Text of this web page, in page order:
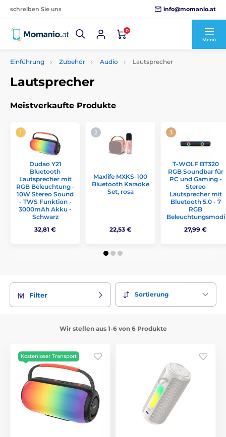
schreiben Sie uns info@momanio.at
0
Menü
Einführung Zubehör Audio Lautsprecher
Lautsprecher
Meistverkaufte Produkte
Dudao Y21
Bluetooth
Lautsprecher mit
RGB Beleuchtung -
10W Stereo Sound
- TWS Funktion -
3000mAh Akku -
Schwarz
32,81 €
Maxlife MXKS-100
Bluetooth Karaoke
Set, rosa
22,53 €
T-WOLF BT320
RGB Soundbar für
PC und Gaming -
Stereo
Lautsprecher mit
Bluetooth 5.0 - 7
RGB
Beleuchtungsmodi
27,99 €
Filter Sortierung
Wir stellen aus 1-6 von 6 Produkte
Kostenloser Transport